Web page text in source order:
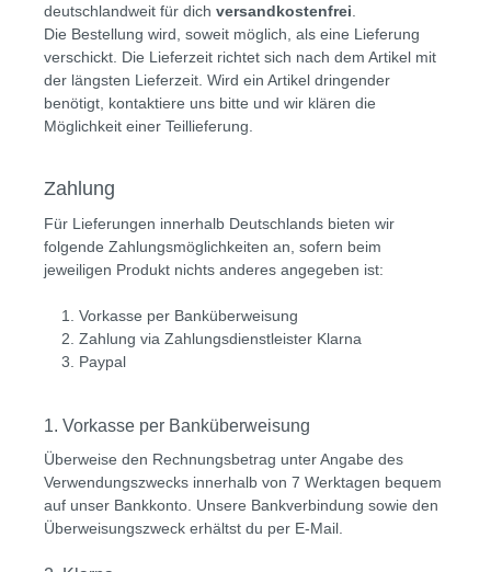
deutschlandweit für dich versandkostenfrei
Die Bestellung wird, soweit möglich, als eine Lieferung
verschickt. Die Lieferzeit richtet sich nach dem Artikel mit
der längsten Lieferzeit. Wird ein Artikel dringender
benötigt, kontaktiere uns bitte und wir klären die
Möglichkeit einer Teillieferung.
Zahlung
Für Lieferungen innerhalb Deutschlands bieten wir
folgende Zahlungsmöglichkeiten an, sofern beim
jeweiligen Produkt nichts anderes angegeben ist:
Vorkasse per Banküberweisung
Zahlung via Zahlungsdienstleister Klarna
Paypal
1. Vorkasse per Banküberweisung
Überweise den Rechnungsbetrag unter Angabe des
Verwendungszwecks innerhalb von 7 Werktagen bequem
auf unser Bankkonto. Unsere Bankverbindung sowie den
Überweisungszweck erhältst du per E-Mail.